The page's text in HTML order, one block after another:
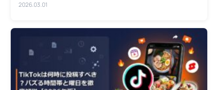
2026.03.01